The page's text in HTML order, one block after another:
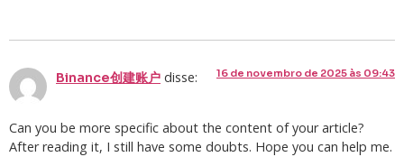
Binance创建账户 disse: 16 de novembro de 2025 às 09:43
Can you be more specific about the content of your article?
After reading it, I still have some doubts. Hope you can help me.